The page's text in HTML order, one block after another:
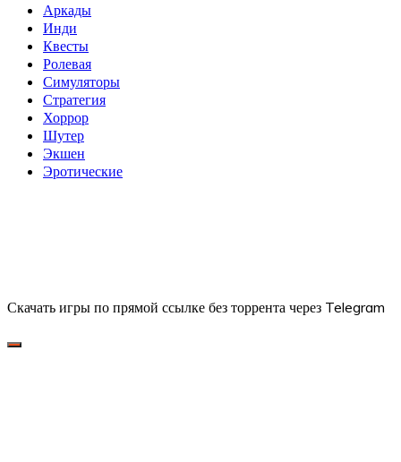
Аркады
Инди
Квесты
Ролевая
Симуляторы
Стратегия
Хоррор
Шутер
Экшен
Эротические
Скачать игры по прямой ссылке без торрента через Telegram